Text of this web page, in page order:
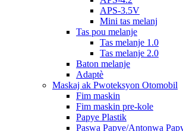
APS-3.5V
Mini tas melanj
Tas pou melanje
Tas melanje 1.0
Tas melanje 2.0
Baton melanje
Adaptè
Maskaj ak Pwoteksyon Otomobil
Fim maskin
Fim maskin pre-kole
Papye Plastik
Paswa Papye/Antonwa